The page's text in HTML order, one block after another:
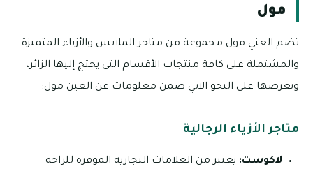
مول
تضم العني مول مجموعة من متاجر الملابس والأزياء المتميزة
والمشتملة على كافة منتجات الأقسام التي يحتج إليها الزائر،
ونعرضها على النحو الآتي ضمن معلومات عن العين مول:
متاجر الأزياء الرجالية
لاكوست: يعتبر من العلامات التجارية الموفرة للراحة